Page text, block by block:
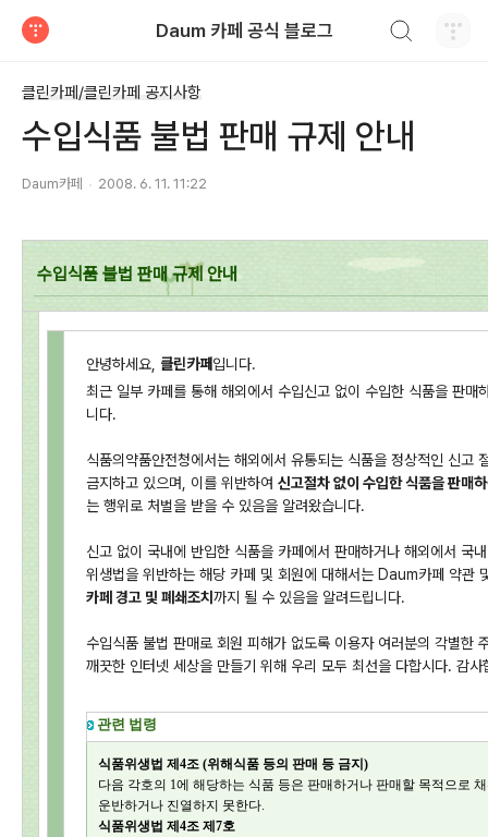
Daum 카페 공식 블로그
클린카페/클린카페 공지사항
수입식품 불법 판매 규제 안내
Daum카페 2008. 6. 11. 11:22
수입식품 불법 판매 규제 안내
안녕하세요, 클린카페입니다.
최근 일부 카페를 통해 해외에서 수입신고 없이 수입한 식품을 판매
니다.
식품의약품안전청에서는 해외에서 유통되는 식품을 정상적인 신고
금지하고 있으며, 이를 위반하여 신고절차 없이 수입한 식품을 판매
는 행위로 처벌을 받을 수 있음을 알려왔습니다.
신고 없이 국내에 반입한 식품을 카페에서 판매하거나 해외에서 국
위생법을 위반하는 해당 카페 및 회원에 대해서는 Daum카페 약관
카페 경고 및 폐쇄조치까지 될 수 있음을 알려드립니다.
수입식품 불법 판매로 회원 피해가 없도록 이용자 여러분의 각별한
깨끗한 인터넷 세상을 만들기 위해 우리 모두 최선을 다합시다. 감사
관련 법령
식품위생법 제4조 (위해식품 등의 판매 등 금지)
다음 각호의 1에 해당하는 식품 등은 판매하거나 판매할 목적으로 채
운반하거나 진열하지 못한다.
식품위생법 제4조 제7호